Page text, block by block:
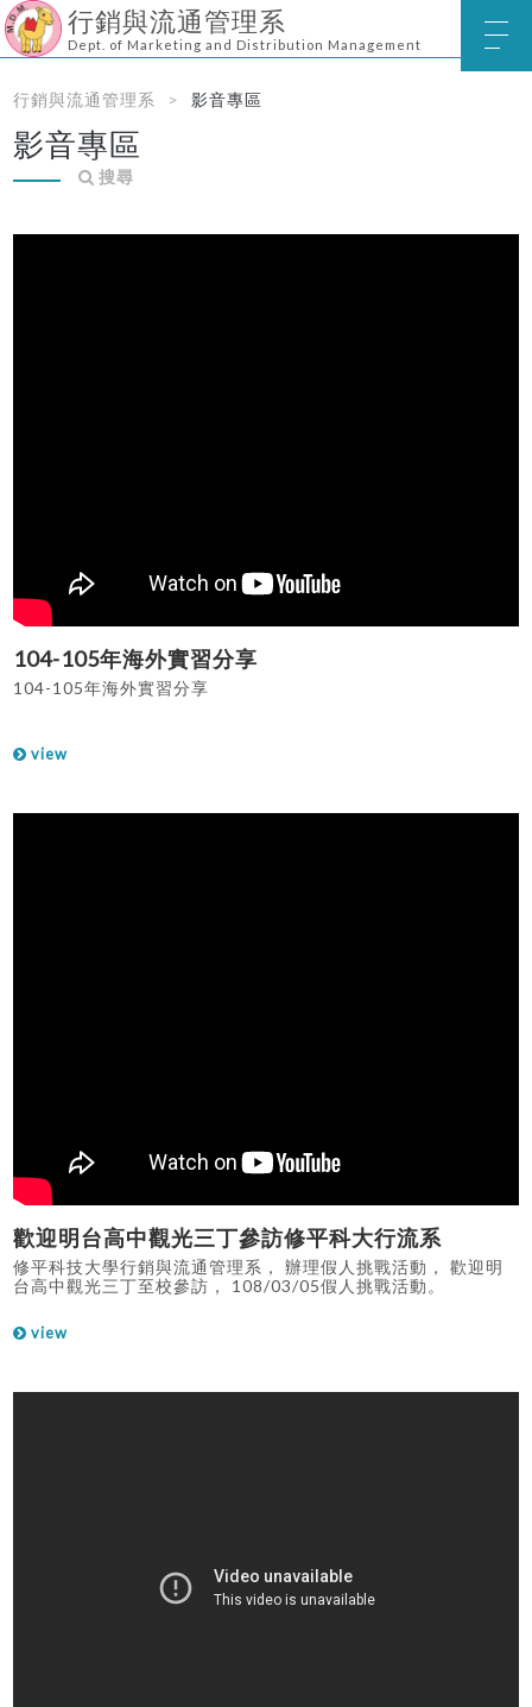
行銷與流通管理系
Dept. of Marketing and Distribution Management
行銷與流通管理系 影音專區
影音專區
搜尋
104-105年海外實習分享
104-105年海外實習分享
view
歡迎明台高中觀光三丁參訪修平科大行流系
修平科技大學行銷與流通管理系， 辦理假人挑戰活動， 歡迎明
台高中觀光三丁至校參訪， 108/03/05假人挑戰活動。
view